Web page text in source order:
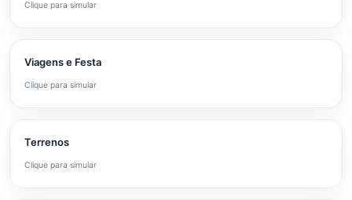
Clique para simular
Viagens e Festa
Clique para simular
Terrenos
Clique para simular